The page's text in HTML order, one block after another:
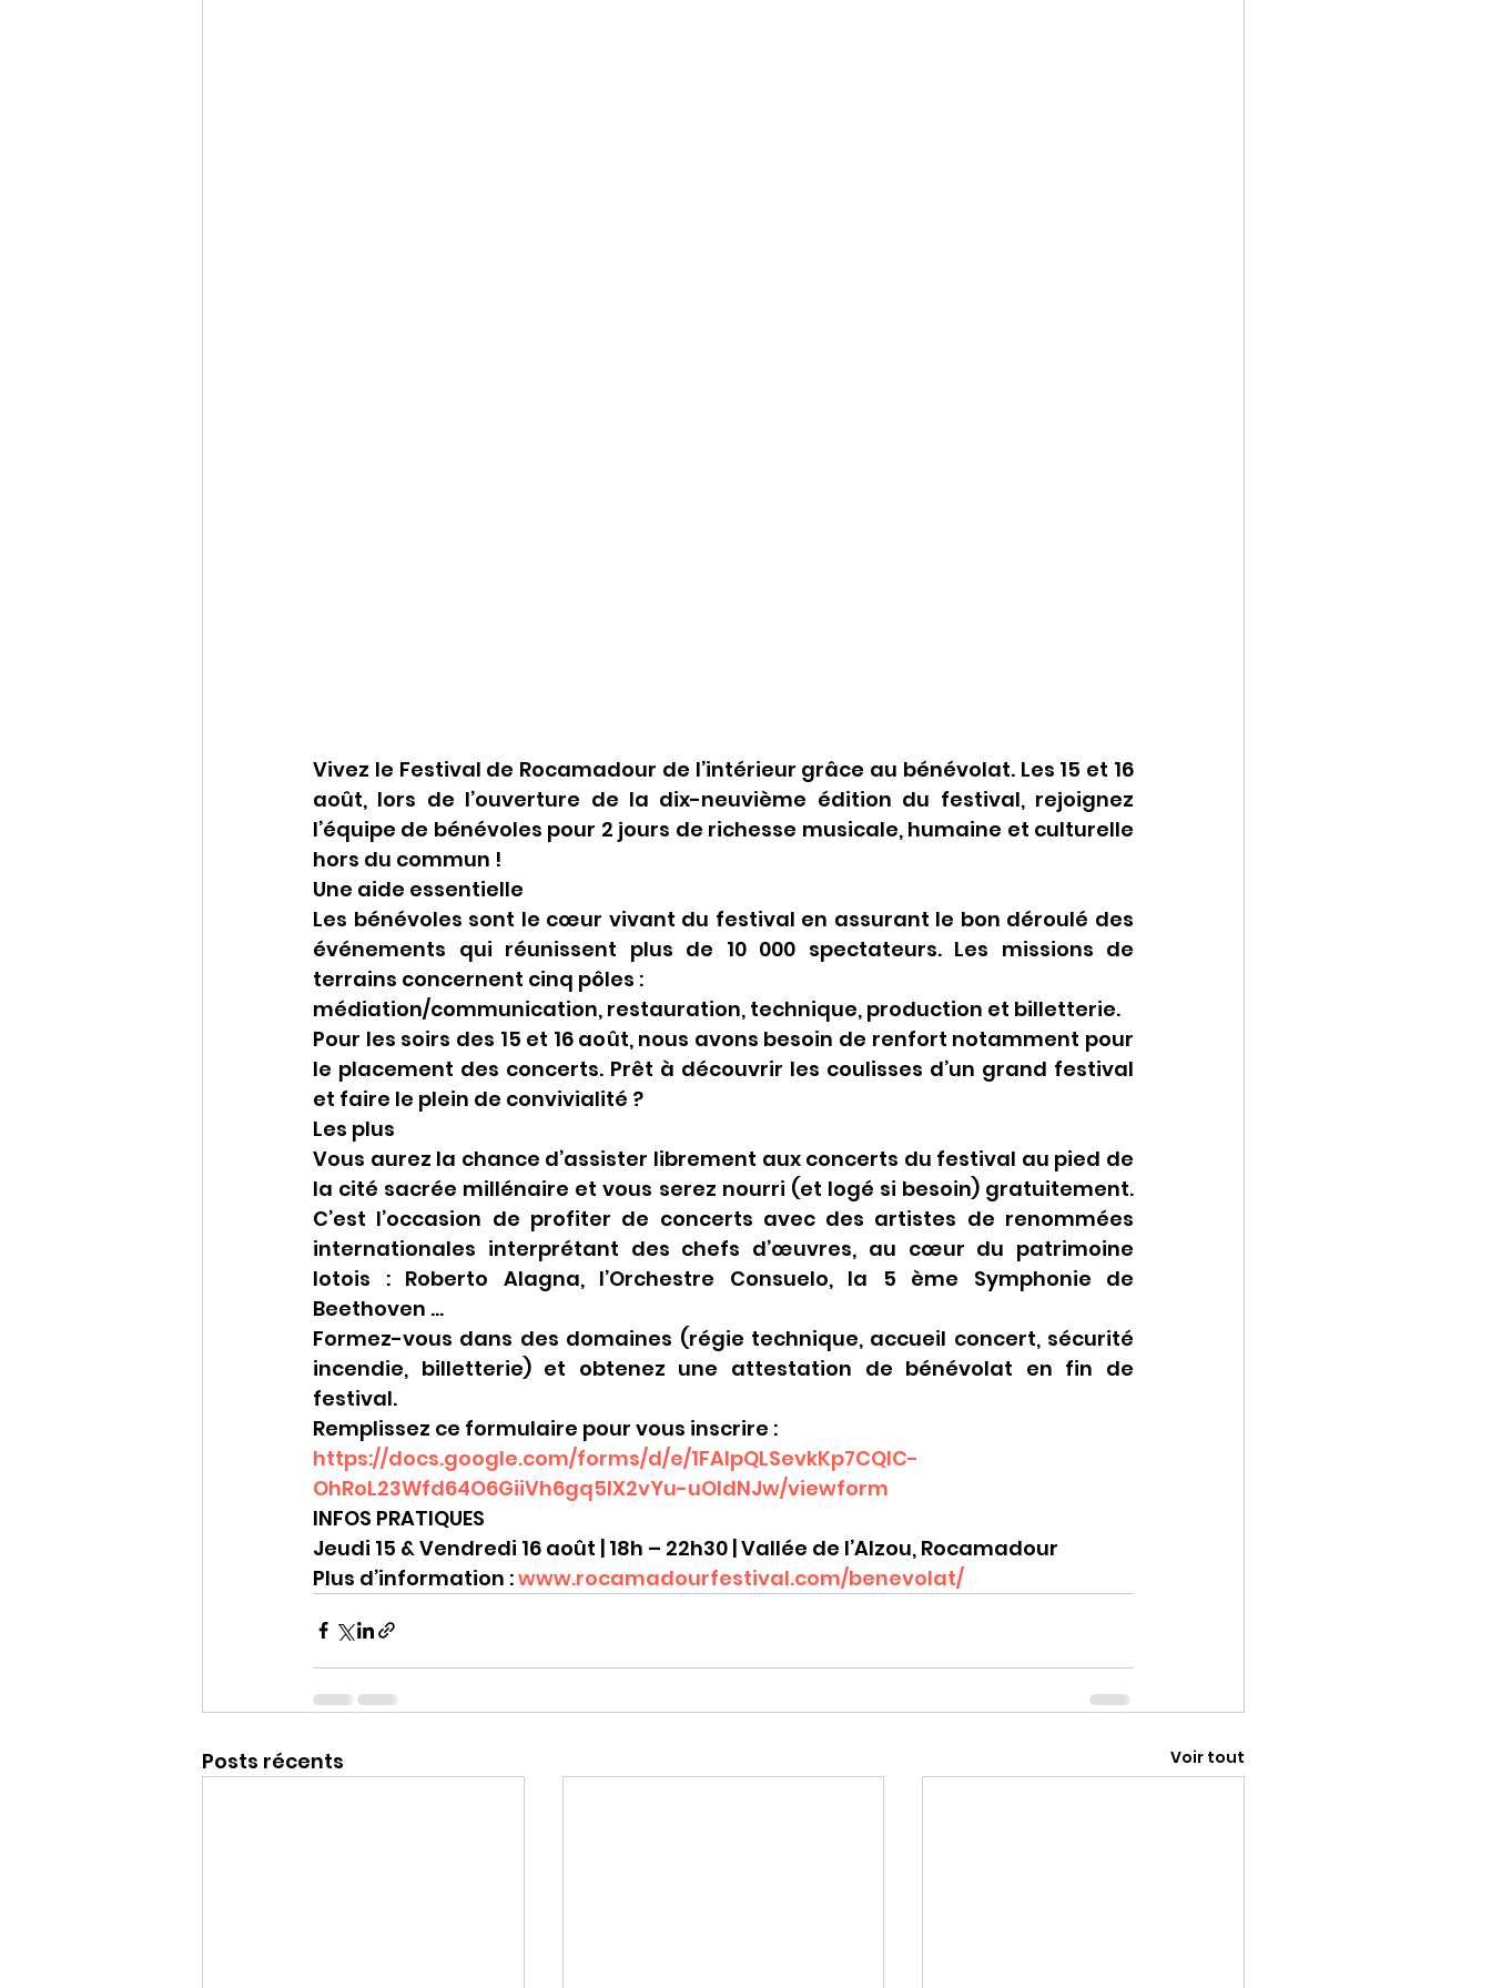
Vivez le Festival de Rocamadour de l’intérieur grâce au bénévolat. Les 15 et 16
août, lors de l’ouverture de la dix-neuvième édition du festival, rejoignez
l’équipe de bénévoles pour 2 jours de richesse musicale, humaine et culturelle
hors du commun !
Une aide essentielle
Les bénévoles sont le cœur vivant du festival en assurant le bon déroulé des
événements qui réunissent plus de 10 000 spectateurs. Les missions de
terrains concernent cinq pôles :
médiation/communication, restauration, technique, production et billetterie.
Pour les soirs des 15 et 16 août, nous avons besoin de renfort notamment pour
le placement des concerts. Prêt à découvrir les coulisses d’un grand festival
et faire le plein de convivialité ?
Les plus
Vous aurez la chance d’assister librement aux concerts du festival au pied de
la cité sacrée millénaire et vous serez nourri (et logé si besoin) gratuitement.
C’est l’occasion de profiter de concerts avec des artistes de renommées
internationales interprétant des chefs d’œuvres, au cœur du patrimoine
lotois : Roberto Alagna, l’Orchestre Consuelo, la 5 ème Symphonie de
Beethoven …
Formez-vous dans des domaines (régie technique, accueil concert, sécurité
incendie, billetterie) et obtenez une attestation de bénévolat en fin de
festival.
Remplissez ce formulaire pour vous inscrire :
https://docs.google.com/forms/d/e/1FAIpQLSevkKp7CQIC-
OhRoL23Wfd64O6GiiVh6gq5lX2vYu-uOldNJw/viewform
INFOS PRATIQUES
Jeudi 15 & Vendredi 16 août | 18h – 22h30 | Vallée de l’Alzou, Rocamadour
Plus d’information : www.rocamadourfestival.com/benevolat/
Posts récents Voir tout